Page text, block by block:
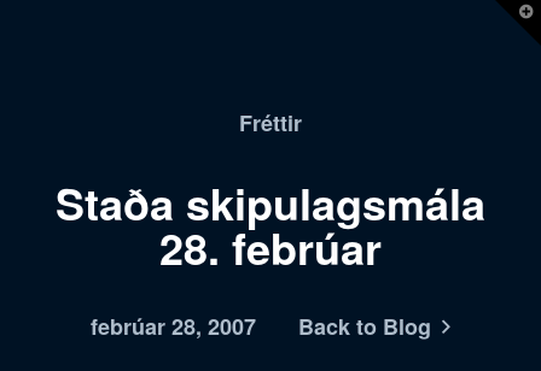
Fréttir
Staða skipulagsmála
28. febrúar
febrúar 28, 2007 Back to Blog